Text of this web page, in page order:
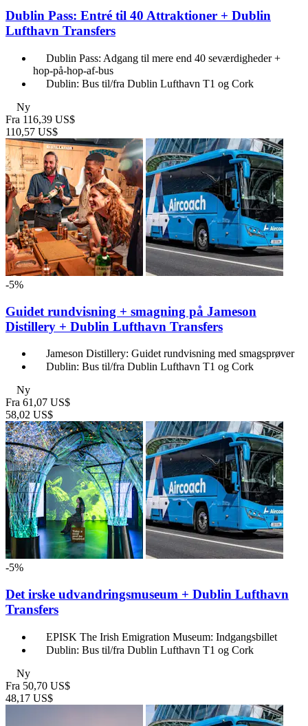
Dublin Pass: Entré til 40 Attraktioner + Dublin
Lufthavn Transfers
Dublin Pass: Adgang til mere end 40 seværdigheder +
hop-på-hop-af-bus
Dublin: Bus til/fra Dublin Lufthavn T1 og Cork
Ny
Fra 116,39 US$
110,57 US$
-5%
Guidet rundvisning + smagning på Jameson
Distillery + Dublin Lufthavn Transfers
Jameson Distillery: Guidet rundvisning med smagsprøver
Dublin: Bus til/fra Dublin Lufthavn T1 og Cork
Ny
Fra 61,07 US$
58,02 US$
-5%
Det irske udvandringsmuseum + Dublin Lufthavn
Transfers
EPISK The Irish Emigration Museum: Indgangsbillet
Dublin: Bus til/fra Dublin Lufthavn T1 og Cork
Ny
Fra 50,70 US$
48,17 US$